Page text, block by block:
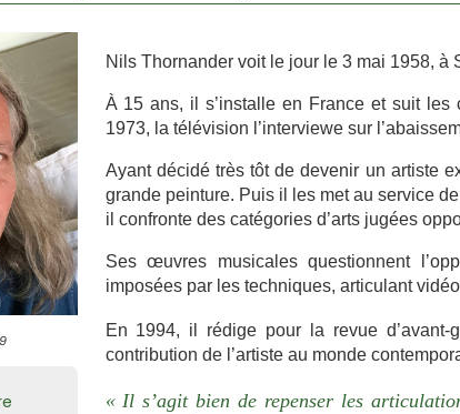
Nils Thornander voit le jour le 3 mai 1958, à
À 15 ans, il s’installe en France et suit les
1973, la télévision l’interviewe sur
Ayant décidé très tôt de devenir un artiste
grande peinture. Puis il les met au service
il confronte des catégories d’arts jugées
Ses œuvres musicales questionnent
imposées par les techniques, articulant
En 1994, il rédige pour la revue
contribution de l’artiste au monde
« Il s’agit bien de repenser les